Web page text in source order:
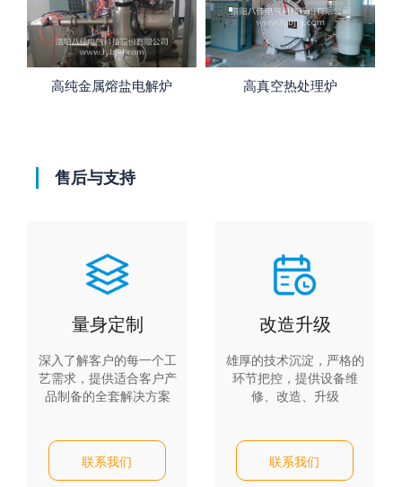
高纯金属熔盐电解炉 高真空热处理炉
售后与支持
量身定制
深入了解客户的每一个工
艺需求，提供适合客户产
品制备的全套解决方案
联系我们
改造升级
雄厚的技术沉淀，严格的
环节把控，提供设备维
修、改造、升级
联系我们